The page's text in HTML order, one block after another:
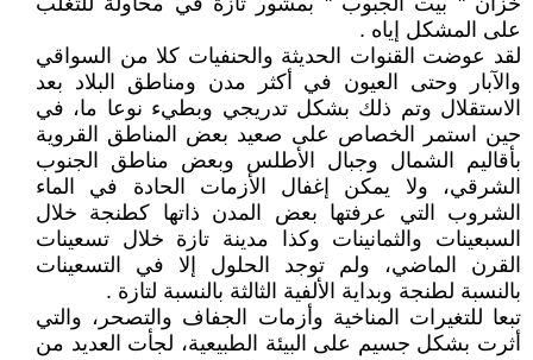
على المشكل إياه .
لقد عوضت القنوات الحديثة والحنفيات كلا من السواقي
والآبار وحتى العيون في أكثر مدن ومناطق البلاد بعد
الاستقلال وتم ذلك بشكل تدريجي وبطيء نوعا ما، في
حين استمر الخصاص على صعيد بعض المناطق القروية
بأقاليم الشمال وجبال الأطلس وبعض مناطق الجنوب
الشرقي، ولا يمكن إغفال الأزمات الحادة في الماء
الشروب التي عرفتها بعض المدن ذاتها كطنجة خلال
السبعينات والثمانينات وكذا مدينة تازة خلال تسعينات
القرن الماضي، ولم توجد الحلول إلا في التسعينات
بالنسبة لطنجة وبداية الألفية الثالثة بالنسبة لتازة .
تبعا للتغيرات المناخية وأزمات الجفاف والتصحر، والتي
أثرت بشكل جسيم على البيئة الطبيعية، لجأت العديد من